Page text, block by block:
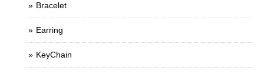
Bracelet
Earring
KeyChain